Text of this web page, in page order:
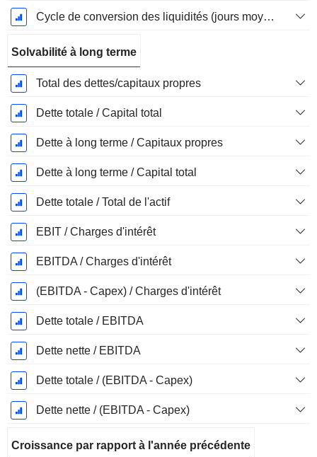
Cycle de conversion des liquidités (jours moyens)
Solvabilité à long terme
Total des dettes/capitaux propres
Dette totale / Capital total
Dette à long terme / Capitaux propres
Dette à long terme / Capital total
Dette totale / Total de l'actif
EBIT / Charges d'intérêt
EBITDA / Charges d'intérêt
(EBITDA - Capex) / Charges d'intérêt
Dette totale / EBITDA
Dette nette / EBITDA
Dette totale / (EBITDA - Capex)
Dette nette / (EBITDA - Capex)
Croissance par rapport à l'année précédente